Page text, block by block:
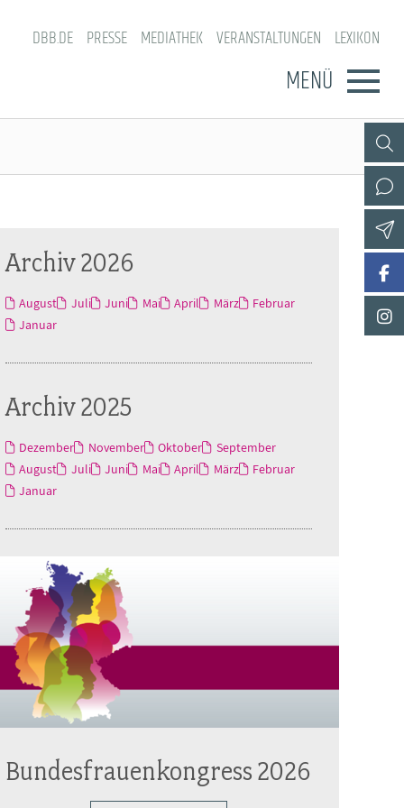
DBB.DE PRESSE MEDIATHEK VERANSTALTUNGEN LEXIKON
MENÜ
Archiv 2026
August Juli Juni Mai April März
Februar
Januar
Archiv 2025
Dezember November Oktober
September
August
Juli Juni Mai April März
Februar
Januar
Bundesfrauenkongress 2026